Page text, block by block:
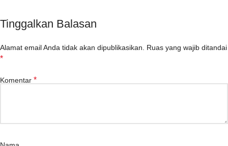
Tinggalkan Balasan
Alamat email Anda tidak akan dipublikasikan. Ruas yang wajib ditandai
*
Komentar *